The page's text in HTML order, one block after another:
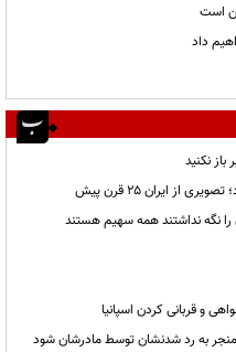
است
داد
نکنید
را نگه نداشتند همه سهیم هستند
و قربانی کردن اسپانیا
به رد شدنشان توسط مادرشان شود